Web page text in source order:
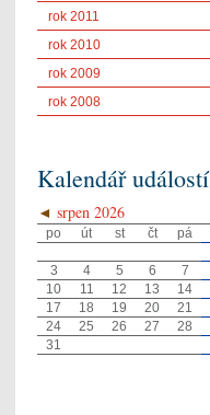
rok 2011
rok 2010
rok 2009
rok 2008
Kalendář událostí
◄ srpen 2026
po út st čt pá
3
4 5 6 7
10
11 12 13 14
17
18 19 20 21
24
25 26 27 28
31